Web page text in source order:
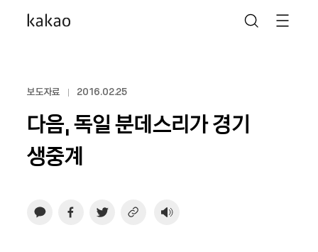
보도자료 2016.02.25
다음, 독일 분데스리가 경기
생중계